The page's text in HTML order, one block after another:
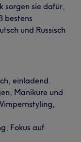
sorgen sie dafür,
bestens
und Russisch
einladend.
Maniküre und
Fokus auf